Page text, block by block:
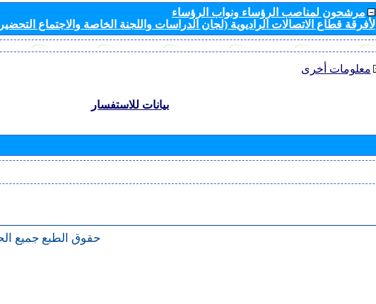
مرشحون لمناصب الرؤساء ونواب الرؤساء
لأفرقة قطاع الاتصالات الراديوية (لجان الدراسات واللجنة الخاصة والاجتماع
معلومات أخرى
بيانات للاستفسار
حقوق الطبع جميع